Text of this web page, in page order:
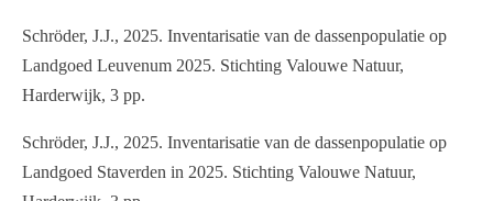
Schröder, J.J., 2025. Inventarisatie van de dassenpopulatie op
Landgoed Leuvenum 2025. Stichting Valouwe Natuur,
Harderwijk, 3 pp.
Schröder, J.J., 2025. Inventarisatie van de dassenpopulatie op
Landgoed Staverden in 2025. Stichting Valouwe Natuur,